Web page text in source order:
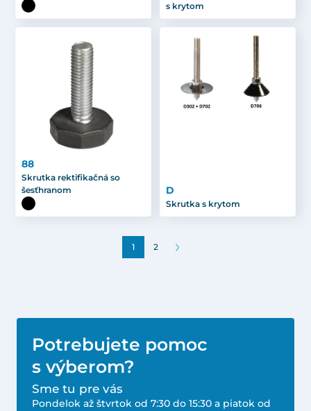
s krytom
88
Skrutka rektifikačná so
šesťhranom
D
Skrutka s krytom
1 2
Potrebujete pomoc
s výberom?
Sme tu pre vás
Pondelok až štvrtok od 7:30 do 15:30 a piatok od